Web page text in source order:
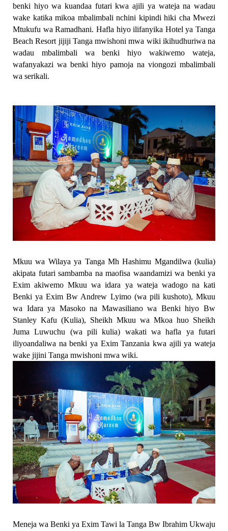
benki hiyo wa kuandaa futari kwa ajili ya wateja na wadau
wake katika mikoa mbalimbali nchini kipindi hiki cha Mwezi
Mtukufu wa Ramadhani. Hafla hiyo ilifanyika Hotel ya Tanga
Beach Resort jijiji Tanga mwishoni mwa wiki ikihudhuriwa na
wadau mbalimbali wa benki hiyo wakiwemo wateja,
wafanyakazi wa benki hiyo pamoja na viongozi mbalimbali
wa serikali.
Mkuu wa Wilaya ya Tanga Mh Hashimu Mgandilwa (kulia)
akipata futari sambamba na maofisa waandamizi wa benki ya
Exim akiwemo Mkuu wa idara ya wateja wadogo na kati
Benki ya Exim Bw Andrew Lyimo (wa pili kushoto), Mkuu
wa Idara ya Masoko na Mawasiliano wa Benki hiyo Bw
Stanley Kafu (Kulia), Sheikh Mkuu wa Mkoa huo Sheikh
Juma Luwuchu (wa pili kulia) wakati wa hafla ya futari
iliyoandaliwa na benki ya Exim Tanzania kwa ajili ya wateja
wake jijini Tanga mwishoni mwa wiki.
Meneja wa Benki ya Exim Tawi la Tanga Bw Ibrahim Ukwaju